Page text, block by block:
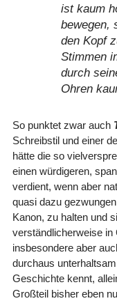
ist kaum
bewegen,
den Kopf
Stimmen
durch
Ohren
So punktet zwar auch
Schreibstil und einer
hätte die so
einen würdigeren,
verdient, wenn aber
quasi dazu
Kanon, zu halten und
verständlicherweise in
insbesondere aber
durchaus
Geschichte kennt,
Großteil bisher eben